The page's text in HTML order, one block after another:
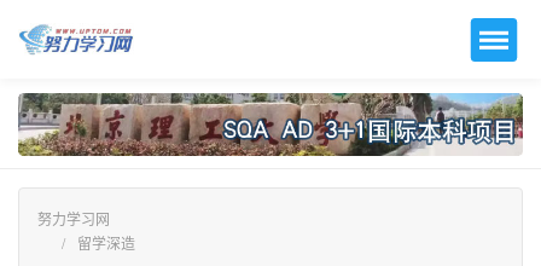
努力学习网
留学深造